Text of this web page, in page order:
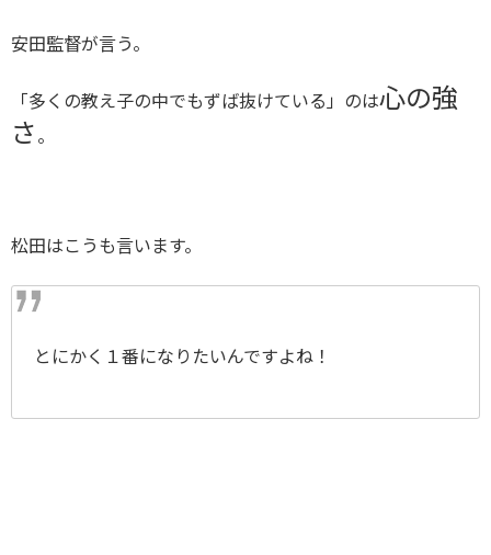
安田監督が言う。
「多くの教え子の中でもずば抜けている」のは心の強
さ 。
松田はこうも言います。
とにかく１番になりたいんですよね！